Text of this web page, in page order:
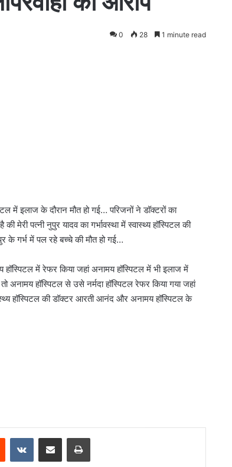
0 28 1 minute read
में इलाज के दौरान मौत हो गई… परिजनों ने डॉक्टरों का
मेरी पत्नी नुपुर यादव का गर्भावस्था में स्वास्थ्य हॉस्पिटल की
के गर्भ में पल रहे बच्चे की मौत हो गई…
में रेफर किया जहां अनामय हॉस्पिटल में भी इलाज में
अनामय हॉस्पिटल से उसे नर्मदा हॉस्पिटल रेफर किया गया जहां
हॉस्पिटल की डॉक्टर आरती आनंद और अनामय हॉस्पिटल के
Reddit VKontakteShare via Email Print